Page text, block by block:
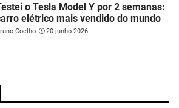
o Tesla Model Y por 2 semanas:
elétrico mais vendido do mundo
Coelho 20 junho 2026